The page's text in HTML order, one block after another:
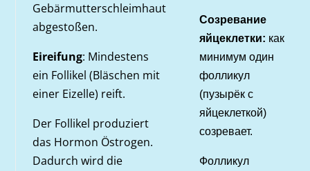
Gebärmutterschleimhaut
abgestoßen.
Eireifung: Mindestens
ein Follikel (Bläschen mit
einer Eizelle) reift.
Der Follikel produziert
das Hormon Östrogen.
Dadurch wird die
Созревание
яйцеклетки: как
минимум один
фолликул
(пузырёк с
яйцеклеткой)
созревает.
Фолликул